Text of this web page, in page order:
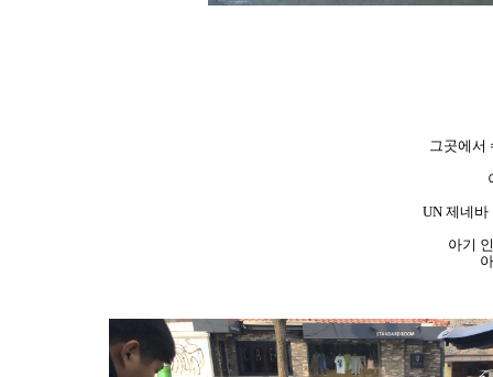
그곳에서
UN 제네바
아기